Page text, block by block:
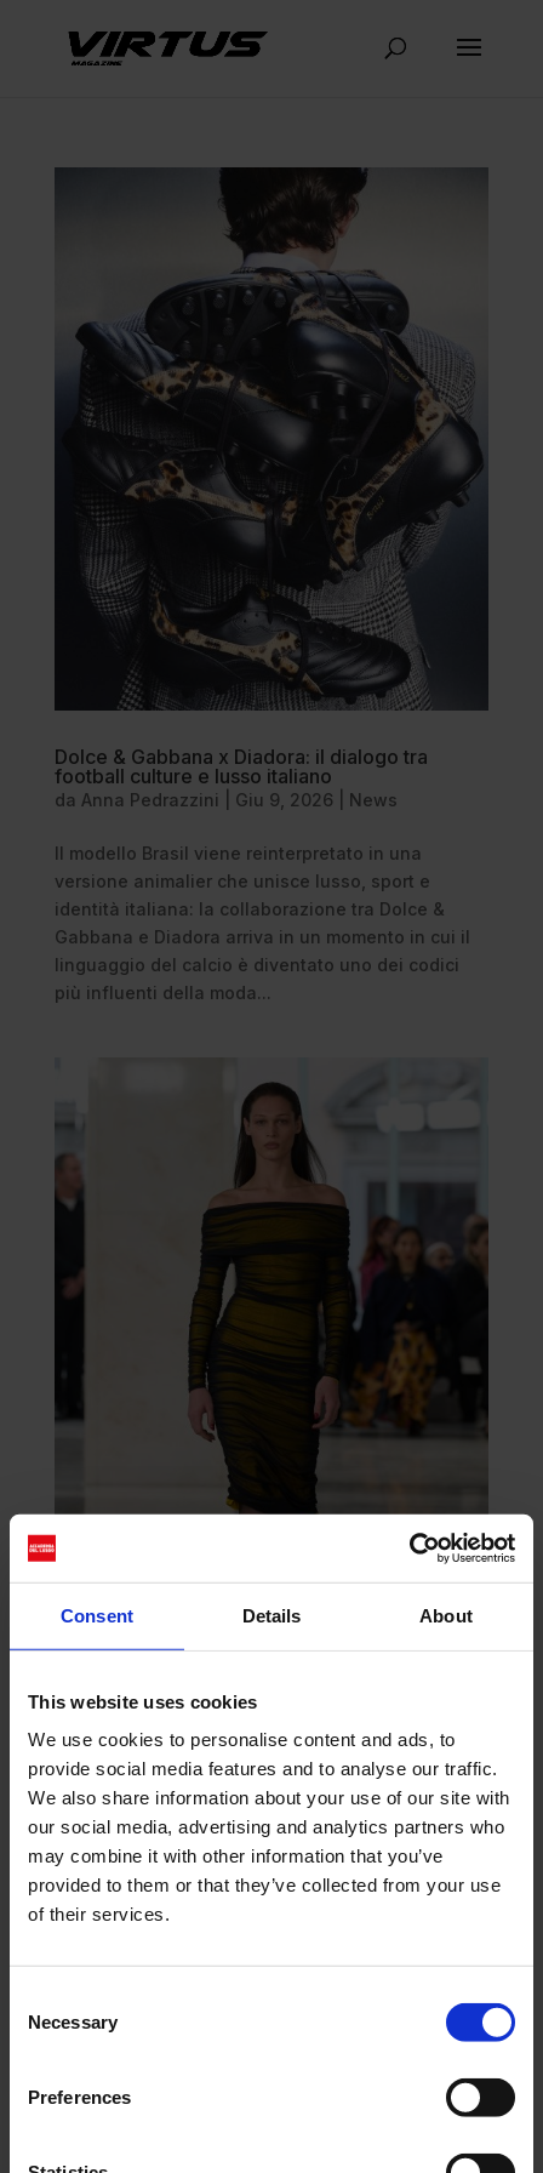
Consent Details About
This website uses cookies
We use cookies to personalise content and ads, to
provide social media features and to analyse our traffic.
We also share information about your use of our site with
our social media, advertising and analytics partners who
may combine it with other information that you’ve
provided to them or that they’ve collected from your use
of their services.
Selection
Necessary
Preferences
Dolce & Gabbana x Diadora: il dialogo tra
football culture e lusso italiano
da Anna Pedrazzini Giu 9, 2026 News
Il modello Brasil viene reinterpretato in una
versione animalier che unisce lusso, sport e
identità italiana: la collaborazione tra Dolce &
Gabbana e Diadora arriva in un momento in cui il
linguaggio del calcio è diventato uno dei codici
più influenti della moda...
Lo spirito inclusivo ed eclettico di Feben
autunno\inverno 2024
daAntonio Capozzoli| Feb 26, 2024|Fashion
Week
Feben, supportata da Dolce e Gabbana, presenta
la collezione autunno\inverno 2024 per la prima
continuano il loro mecenatismo artistico ospitando
emergenti. Feben è il brand...
Cerca